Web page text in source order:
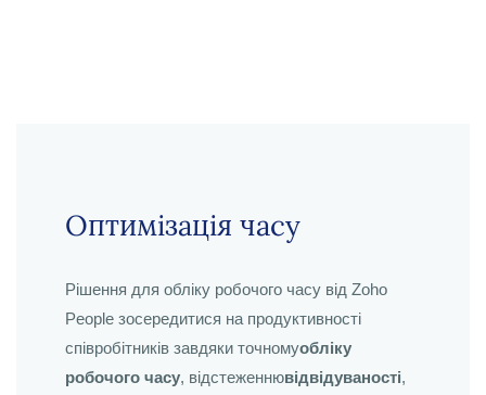
Оптимізація часу
Рішення для обліку робочого часу від Zoho
People зосередитися на продуктивності
співробітників завдяки точномуобліку
робочого часу, відстеженнювідвідуваності,